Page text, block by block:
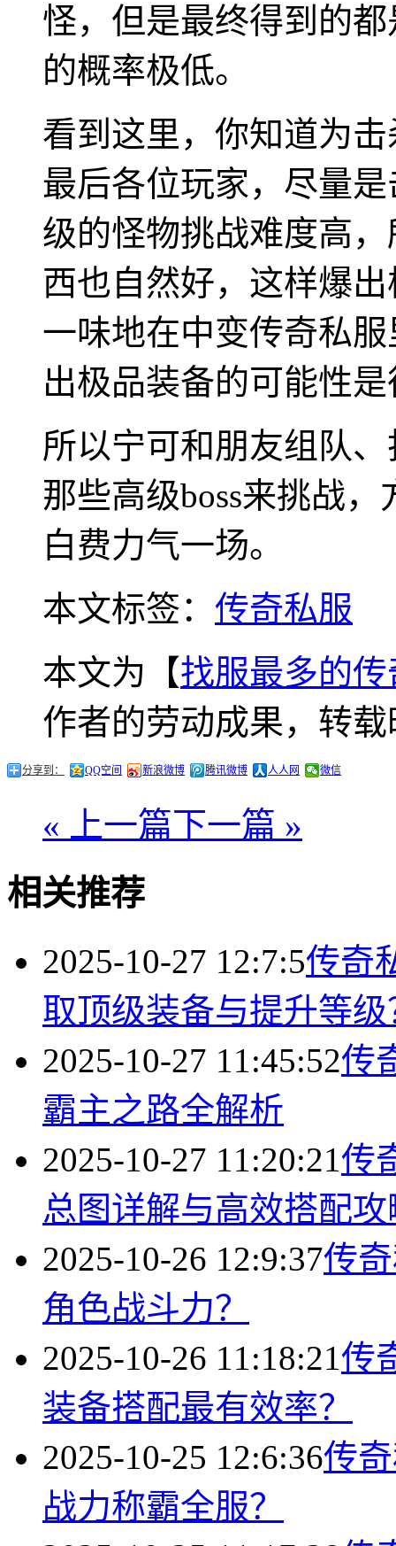
怪，但是最终得到的
的概率极低。
看到这里，你知道为
最后各位玩家，尽量
级的怪物挑战难度高
西也自然好，这样爆
一味地在中变传奇私
出极品装备的可能性
所以宁可和朋友组队
那些高级boss来挑战
白费力气一场。
本文标签： 传奇私服
本文为【找服最多的
作者的劳动成果，转
分享到： QQ空间 新浪微博 腾讯微博 人人网 微信
« 上一篇下一篇 »
相关推荐
2025-10-27 12:7:5传奇
取顶级装备与提升等级
2025-10-27 11:45:52传
霸主之路全解析
2025-10-27 11:20:21传
总图详解与高效搭配攻
2025-10-26 12:9:37传
角色战斗力？
2025-10-26 11:18:21传
装备搭配最有效率？
2025-10-25 12:6:36传
战力称霸全服？